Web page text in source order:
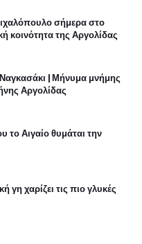
σήμερα στο
κοινότητα της Αργολίδας
| Μήνυμα μνήμης
Αργολίδας
Αιγαίο θυμάται την
χαρίζει τις πιο γλυκές